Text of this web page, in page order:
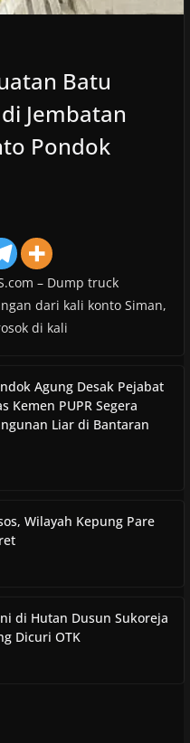
Batu
Jembatan
Pondok
– Dump truck
dari kali konto Siman,
di kali
Agung Desak Pejabat
Kemen PUPR Segera
Liar di Bantaran
Wilayah Kepung Pare
di Hutan Dusun Sukoreja
Dicuri OTK